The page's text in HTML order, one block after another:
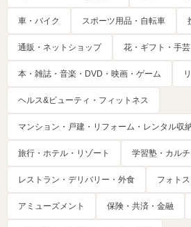
車・バイク スポーツ用品・自転車
通販・ネットショップ 花・ギフト・手芸
本・雑誌・音楽・DVD・映画・ゲーム
ヘルス&ビューティ・フィットネス
マンション・戸建・リフォーム・レンタル収
旅行・ホテル・リゾート 学習塾・カル
レストラン・デリバリー・外食 フォト
アミューズメント 保険・共済・金融